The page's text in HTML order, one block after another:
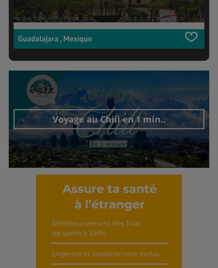
Guadalajara , Mexique
Voyage au Chili en 1 min..
Découvrir cet interview